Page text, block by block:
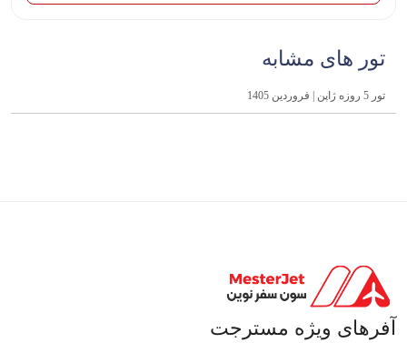
تور های مشابه
تور 5 روزه ژاپن | فروردین 1405
آفرهای ویژه مسترجت